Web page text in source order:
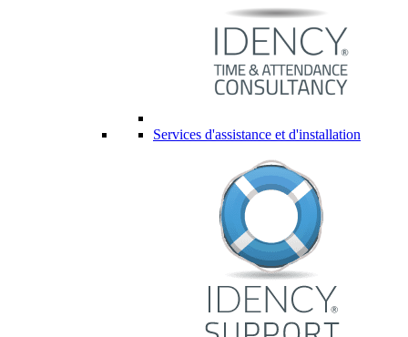
Services d'assistance et d'installation